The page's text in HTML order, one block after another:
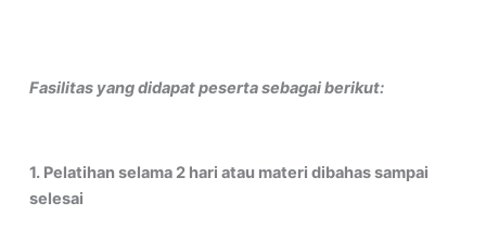
Fasilitas yang didapat peserta sebagai berikut:
1. Pelatihan selama 2 hari atau materi dibahas sampai
selesai